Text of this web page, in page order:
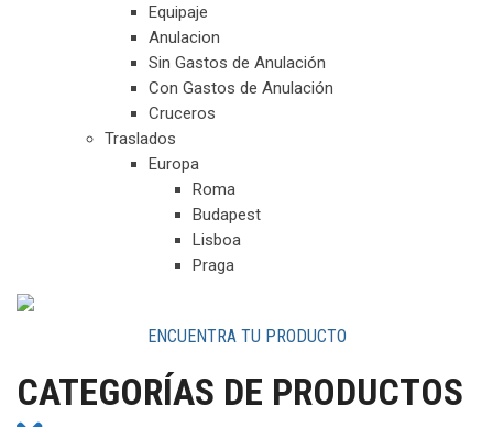
Equipaje
Anulacion
Sin Gastos de Anulación
Con Gastos de Anulación
Cruceros
Traslados
Europa
Roma
Budapest
Lisboa
Praga
ENCUENTRA TU PRODUCTO
CATEGORÍAS DE PRODUCTOS